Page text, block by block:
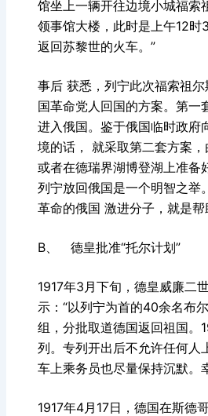
馆坐上一辆开往边境小城福索
领事馆大楼，此时是上午12
返回苏黎世的火车。”
事后 获悉，列宁此次福索祖
国革命党人回国的方案。第
进入俄国。鉴于俄国临时政府
境的话， 就采取第二套方案
或者在德瑞界湖博登湖上准备
列宁放回俄国是一个明智之
革命的俄国 激进分子，就是帮
B、 德皇批准“托尔计划”
1917年3月下旬，德皇威廉二
示：“以列宁为首的40余名布
组，分批取道德国返回祖国。
列。专列开出后不允许任何人
车上乘务员也尽量保持沉默。
1917年4月17日，德国在斯德